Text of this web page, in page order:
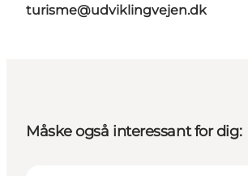
turisme@udviklingvejen.dk
Måske også interessant for dig: